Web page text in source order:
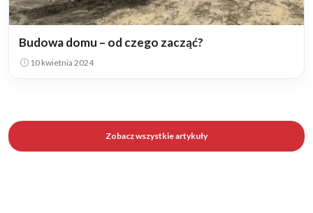
Budowa domu – od czego zacząć?
10 kwietnia 2024
Zobacz wszystkie artykuły